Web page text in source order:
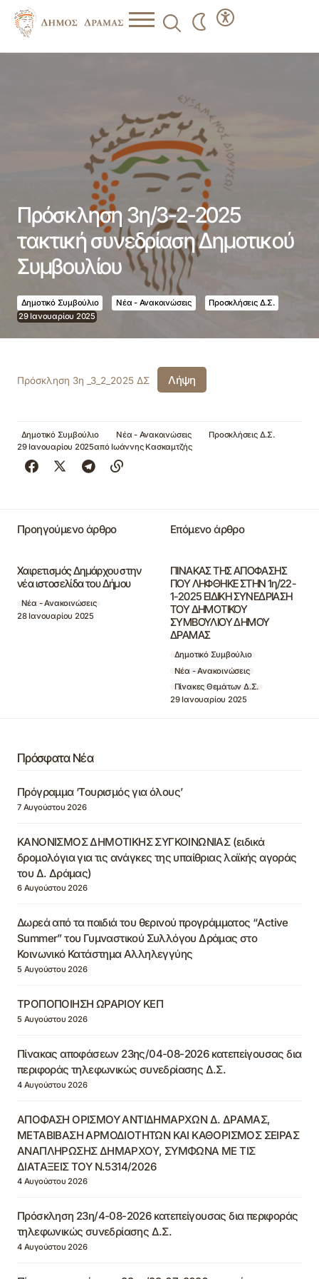
Πρόσκληση 3η/3-2-2025
τακτική συνεδρίαση Δημοτικού
Συμβουλίου
Δημοτικό Συμβούλιο Νέα - Ανακοινώσεις
Προσκλήσεις Δ.Σ.
29 Ιανουαρίου 2025
Πρόσκληση 3η _3_2_2025 ΔΣ Λήψη
Δημοτικό Συμβούλιο Νέα - Ανακοινώσεις
Προσκλήσεις Δ.Σ.
29 Ιανουαρίου 2025από Ιωάννης Κασκαμτζής
Προηγούμενο άρθρο
Χαιρετισμός Δημάρχου στην
νέα ιστοσελίδα του Δήμου
Νέα - Ανακοινώσεις
28 Ιανουαρίου 2025
Επόμενο άρθρο
ΠΙΝΑΚΑΣ ΤΗΣ ΑΠΟΦΑΣΗΣ
ΠΟΥ ΛΗΦΘΗΚΕ ΣΤΗΝ 1η/22-
1-2025 ΕΙΔΙΚΗ ΣΥΝΕΔΡΙΑΣΗ
ΤΟΥ ΔΗΜΟΤΙΚΟΥ
ΣΥΜΒΟΥΛΙΟΥ ΔΗΜΟΥ
ΔΡΑΜΑΣ
Δημοτικό Συμβούλιο
Νέα - Ανακοινώσεις
Πίνακες Θεμάτων Δ.Σ.
29 Ιανουαρίου 2025
Πρόσφατα Νέα
Πρόγραμμα ‘Τουρισμός για όλους’
7 Αυγούστου 2026
ΚΑΝΟΝΙΣΜΟΣ ΔΗΜΟΤΙΚΗΣ ΣΥΓΚΟΙΝΩΝΙΑΣ (ειδικά
δρομολόγια για τις ανάγκες της υπαίθριας λαϊκής αγοράς
του Δ. Δράμας)
6 Αυγούστου 2026
Δωρεά από τα παιδιά του θερινού προγράμματος “Active
Summer” του Γυμναστικού Συλλόγου Δράμας στο
Κοινωνικό Κατάστημα Αλληλεγγύης
5 Αυγούστου 2026
ΤΡΟΠΟΠΟΙΗΣΗ ΩΡΑΡΙΟΥ ΚΕΠ
5 Αυγούστου 2026
Πίνακας αποφάσεων 23ης/04-08-2026 κατεπείγουσας δια
περιφοράς τηλεφωνικώς συνεδρίασης Δ.Σ.
4 Αυγούστου 2026
ΑΠΟΦΑΣΗ ΟΡΙΣΜΟΥ ΑΝΤΙΔΗΜΑΡΧΩΝ Δ. ΔΡΑΜΑΣ,
ΜΕΤΑΒΙΒΑΣΗ ΑΡΜΟΔΙΟΤΗΤΩΝ ΚΑΙ ΚΑΘΟΡΙΣΜΟΣ ΣΕΙΡΑΣ
ΑΝΑΠΛΗΡΩΣΗΣ ΔΗΜΑΡΧΟΥ, ΣΥΜΦΩΝΑ ΜΕ ΤΙΣ
ΔΙΑΤΑΞΕΙΣ ΤΟΥ Ν.5314/2026
4 Αυγούστου 2026
Πρόσκληση 23η/4-08-2026 κατεπείγουσας δια περιφοράς
τηλεφωνικώς συνεδρίασης Δ.Σ.
4 Αυγούστου 2026